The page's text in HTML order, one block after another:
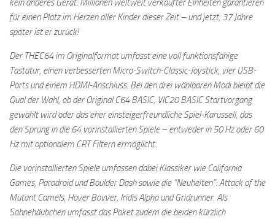
kein anderes Gerät. Millionen weltweit verkaufter Einheiten garantieren
für einen Platz im Herzen aller Kinder dieser Zeit – und jetzt, 37 Jahre
später ist er zurück!
Der THEC64 im Originalformat umfasst eine voll funktionsfähige
Tastatur, einen verbesserten Micro-Switch-Classic-Joystick, vier USB-
Ports und einem HDMI-Anschluss. Bei den drei wählbaren Modi bleibt die
Qual der Wahl, ob der Original C64 BASIC, VIC20 BASIC Startvorgang
gewählt wird oder das eher einsteigerfreundliche Spiel-Karussell, das
den Sprung in die 64 vorinstallierten Spiele – entweder in 50 Hz oder 60
Hz mit optionalem CRT Filtern ermöglicht.
Die vorinstallierten Spiele umfassen dabei Klassiker wie California
Games, Paradroid und Boulder Dash sowie die “Neuheiten”: Attack of the
Mutant Camels, Hover Bovver, Iridis Alpha und Gridrunner. Als
Sahnehäubchen umfasst das Paket zudem die beiden kürzlich